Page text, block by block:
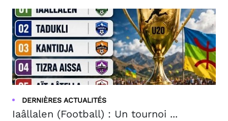
DERNIÈRES ACTUALITÉS
Iaâllalen (Football) : Un tournoi ...